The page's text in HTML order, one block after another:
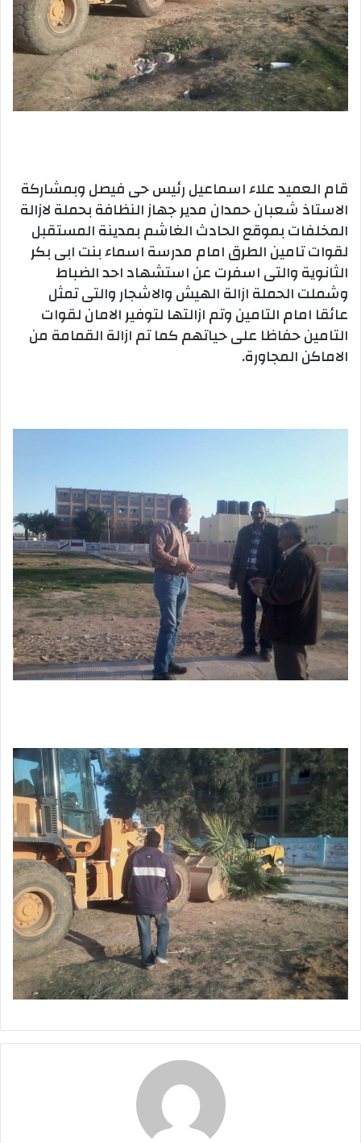
قام العميد علاء اسماعيل رئيس حى فيصل وبمشاركة
الاستاذ شعبان حمدان مدير جهاز النظافة بحملة لازالة
المخلفات بموقع الحادث الغاشم بمدينة المستقبل
لقوات تامين الطرق امام مدرسة اسماء بنت ابى بكر
الثانوية والتى اسفرت عن استشهاد احد الضباط
وشملت الحملة ازالة الهيش والاشجار والتى تمثل
عائقا امام التامين وتم ازالتها لتوفير الامان لقوات
التامين حفاظا على حياتهم كما تم ازالة القمامة من
الاماكن المجاورة.